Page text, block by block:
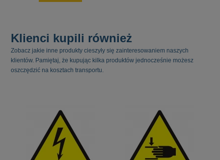
Klienci kupili również
Zobacz jakie inne produkty cieszyły się zainteresowaniem naszych
klientów. Pamiętaj, że kupując kilka produktów jednocześnie możesz
oszczędzić na kosztach transportu.